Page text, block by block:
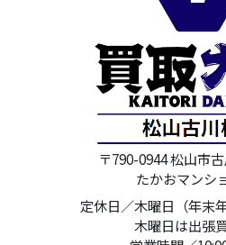
〒790-0944 松山市
たかおマンシ
定休日／木曜日（年末
木曜日は出張